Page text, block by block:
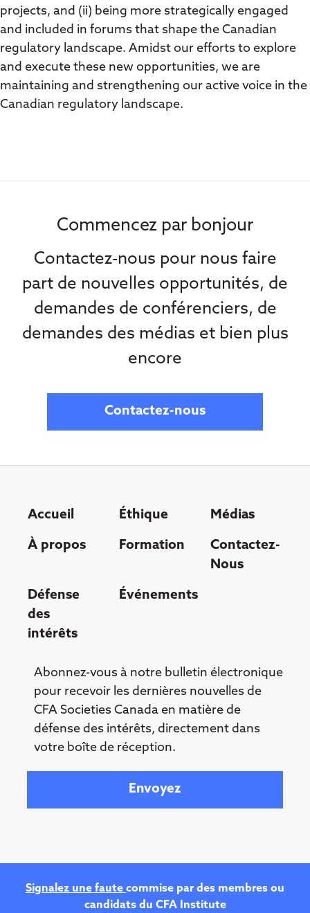
projects, and (ii) being more strategically engaged
and included in forums that shape the Canadian
regulatory landscape. Amidst our efforts to explore
and execute these new opportunities, we are
maintaining and strengthening our active voice in the
Canadian regulatory landscape.
Commencez par bonjour
Contactez-nous pour nous faire
part de nouvelles opportunités, de
demandes de conférenciers, de
demandes des médias et bien plus
encore
Contactez-nous
Accueil Éthique Médias
À propos Formation
Contactez-
Nous
Défense
des
intérêts
Événements
Abonnez-vous à notre bulletin électronique
pour recevoir les dernières nouvelles de
CFA Societies Canada en matière de
défense des intérêts, directement dans
votre boîte de réception.
Signalez une faute commise par des membres ou
candidats du CFA Institute